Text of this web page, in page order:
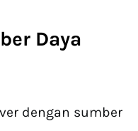
Daya
dengan sumber